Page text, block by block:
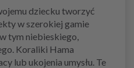
dziecku tworzyć
w szerokiej gamie
tym niebieskiego,
Koraliki Hama
lub ukojenia umysłu. Te